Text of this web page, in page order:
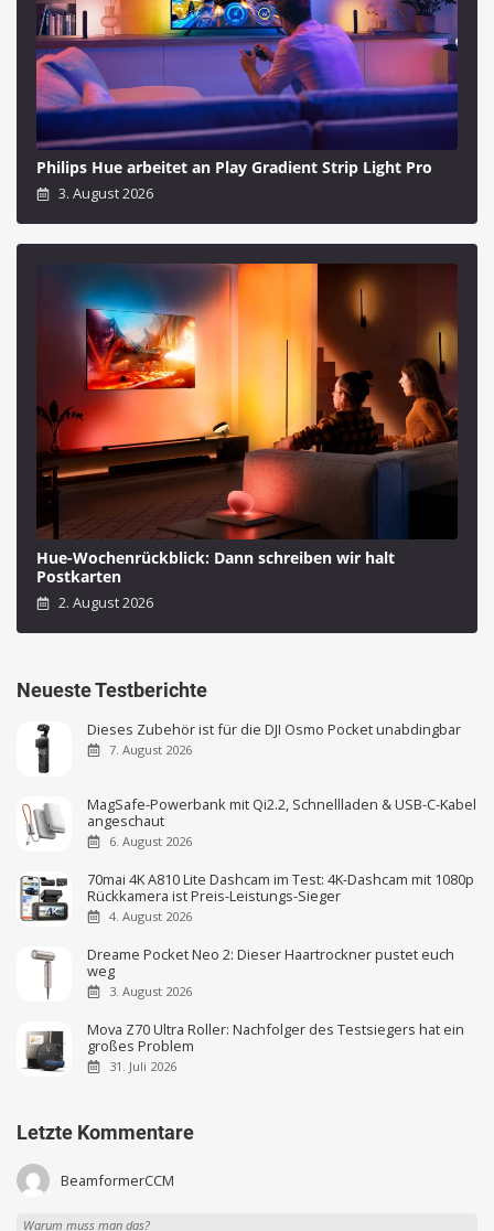
Philips Hue arbeitet an Play Gradient Strip Light Pro
3. August 2026
Hue-Wochenrückblick: Dann schreiben wir halt
Postkarten
2. August 2026
Neueste Testberichte
Dieses Zubehör ist für die DJI Osmo Pocket unabdingbar
7. August 2026
MagSafe-Powerbank mit Qi2.2, Schnellladen & USB-C-Kabel
angeschaut
6. August 2026
70mai 4K A810 Lite Dashcam im Test: 4K-Dashcam mit 1080p
Rückkamera ist Preis-Leistungs-Sieger
4. August 2026
Dreame Pocket Neo 2: Dieser Haartrockner pustet euch
weg
3. August 2026
Mova Z70 Ultra Roller: Nachfolger des Testsiegers hat ein
großes Problem
31. Juli 2026
Letzte Kommentare
BeamformerCCM
Warum muss man das?